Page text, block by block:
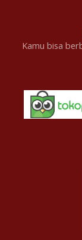
Kamu bisa